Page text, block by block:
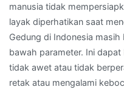
manusia tidak
layak diperhatikan saat
Gedung di Indonesia
bawah parameter. Ini
tidak awet atau tidak
retak atau mengalami